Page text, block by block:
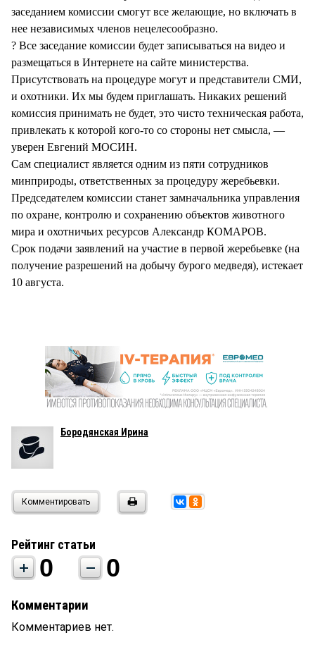
заседанием комиссии смогут все желающие, но включать в
нее независимых членов нецелесообразно.
? Все заседание комиссии будет записываться на видео и
размещаться в Интернете на сайте министерства.
Присутствовать на процедуре могут и представители СМИ,
и охотники. Их мы будем приглашать. Никаких решений
комиссия принимать не будет, это чисто техническая работа,
привлекать к которой кого-то со стороны нет смысла, —
уверен Евгений МОСИН.
Сам специалист является одним из пяти сотрудников
минприроды, ответственных за процедуру жеребьевки.
Председателем комиссии станет замначальника управления
по охране, контролю и сохранению объектов животного
мира и охотничьих ресурсов Александр КОМАРОВ.
Срок подачи заявлений на участие в первой жеребьевке (на
получение разрешений на добычу бурого медведя), истекает
10 августа.
Бородянская Ирина
Комментировать
Рейтинг статьи
0 0
Комментарии
Комментариев нет.